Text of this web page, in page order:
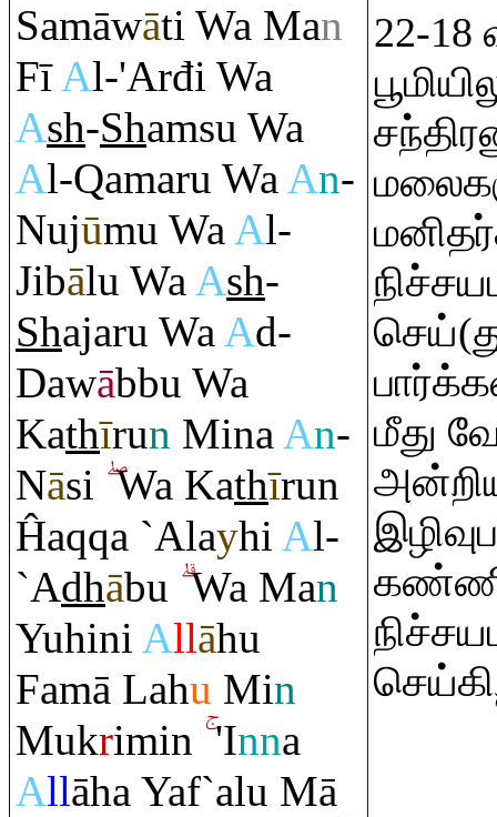
Samāwāti Wa Man
FīAl-'Arđi Wa
Ash-Shamsu Wa
Al-Qamaru WaAn-
Nujūmu WaAl-
Jibālu WaAsh-
Shajaru WaAd-
Dawābbu Wa
Kathīrun MinaAn-
Nāsi Wa Kathīrun
Ĥaqqa `Alayhi Al-
`Adhābu Wa Man
Yuhini Allāhu
Famā Lahu Min
Mukrimin 'Inna
Allāha Yaf`alu Mā
22-
மீது